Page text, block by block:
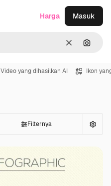
Jernih
Harga Masuk
Video yang dihasilkan AI Ikon
Filternya